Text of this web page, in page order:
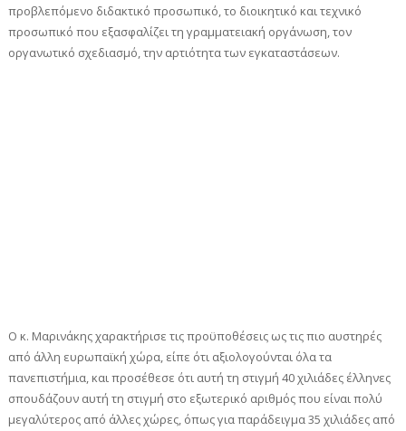
προβλεπόμενο διδακτικό προσωπικό, το διοικητικό και τεχνικό
προσωπικό που εξασφαλίζει τη γραμματειακή οργάνωση, τον
οργανωτικό σχεδιασμό, την αρτιότητα των εγκαταστάσεων.
Ο κ. Μαρινάκης χαρακτήρισε τις προϋποθέσεις ως τις πιο αυστηρές
από άλλη ευρωπαϊκή χώρα, είπε ότι αξιολογούνται όλα τα
πανεπιστήμια, και προσέθεσε ότι αυτή τη στιγμή 40 χιλιάδες έλληνες
σπουδάζουν αυτή τη στιγμή στο εξωτερικό αριθμός που είναι πολύ
μεγαλύτερος από άλλες χώρες, όπως για παράδειγμα 35 χιλιάδες από